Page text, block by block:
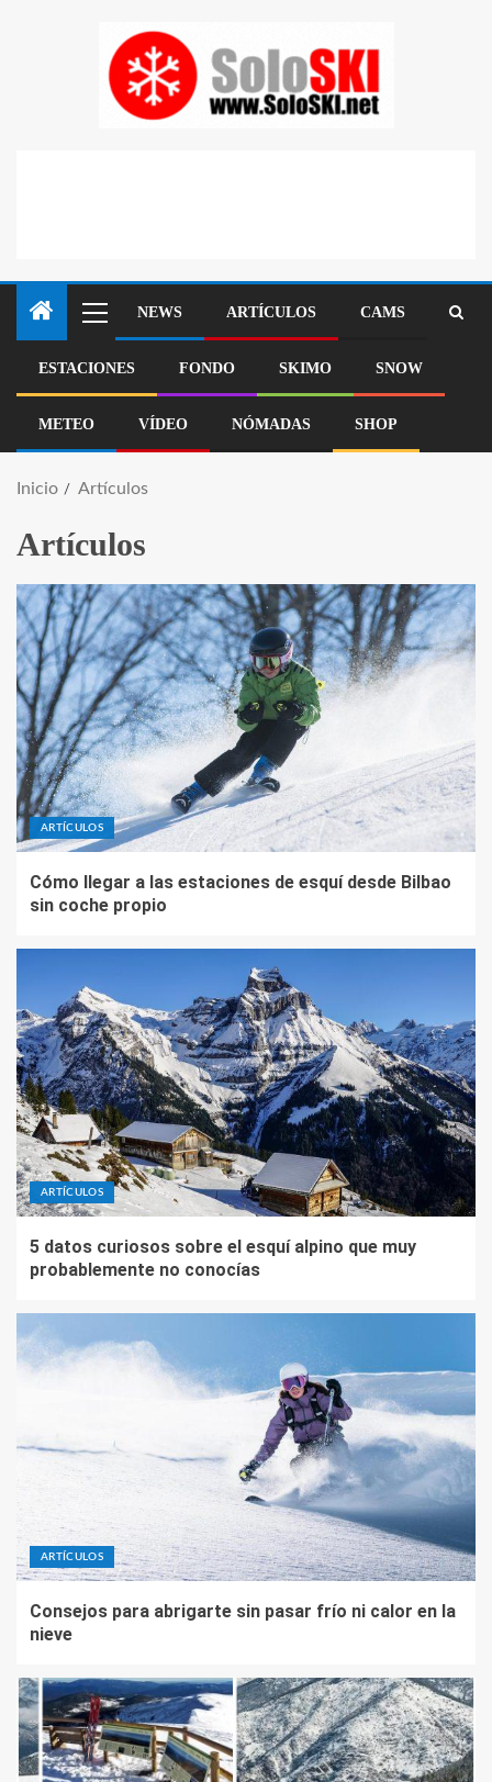
NEWS ARTÍCULOS CAMS
ESTACIONES FONDO SKIMO SNOW
METEO VÍDEO NÓMADAS SHOP
Inicio Artículos
Artículos
ARTÍCULOS
Cómo llegar a las estaciones de esquí desde Bilbao
sin coche propio
ARTÍCULOS
5 datos curiosos sobre el esquí alpino que muy
probablemente no conocías
ARTÍCULOS
Consejos para abrigarte sin pasar frío ni calor en la
nieve